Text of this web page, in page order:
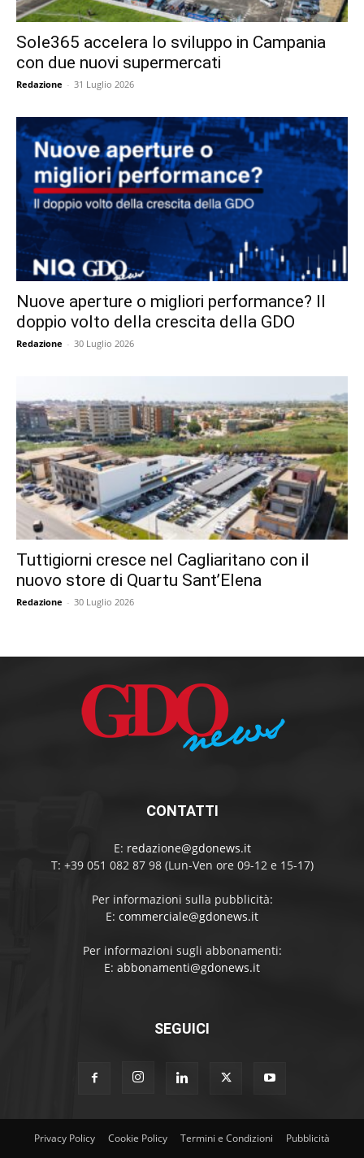
Sole365 accelera lo sviluppo in Campania
con due nuovi supermercati
Redazione - 31 Luglio 2026
Nuove aperture o migliori performance? Il
doppio volto della crescita della GDO
Redazione - 30 Luglio 2026
Tuttigiorni cresce nel Cagliaritano con il
nuovo store di Quartu Sant’Elena
Redazione - 30 Luglio 2026
CONTATTI
E: redazione@gdonews.it
T: +39 051 082 87 98 (Lun-Ven ore 09-12 e 15-17)
Per informazioni sulla pubblicità:
E: commerciale@gdonews.it
Per informazioni sugli abbonamenti:
E: abbonamenti@gdonews.it
SEGUICI
Privacy Policy Cookie Policy Termini e Condizioni Pubblicità